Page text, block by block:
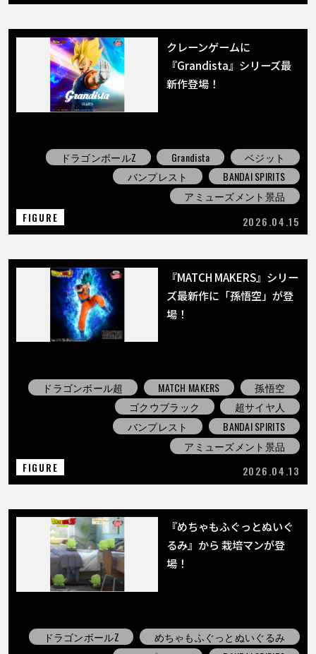
クレーンゲームに
『Grandista』シリーズ最
新作登場！
ドラゴンボールZ Grandista
ベジット
バンプレスト
BANDAI SPIRITS
アミューズメント景品
FIGURE
2026.04.15
『MATCH MAKERS』シリー
ズ最新作に「孫悟空」が登
場！
ドラゴンボール超 MATCH MAKERS
孫悟空
ゴクウブラック
超サイヤ人
バンプレスト
BANDAI SPIRITS
アミューズメント景品
FIGURE
2026.04.13
『めちゃもふぐっとぬいぐ
るみ』から 栽培マンが登
場！
ドラゴンボールZ
めちゃもふぐっとぬいぐるみ